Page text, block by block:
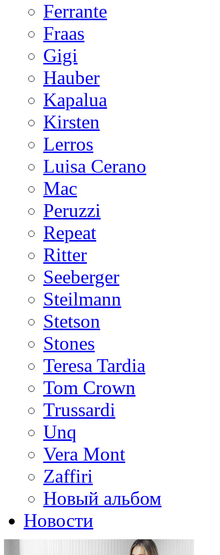
Ferrante
Fraas
Gigi
Hauber
Kapalua
Kirsten
Lerros
Luisa Cerano
Mac
Peruzzi
Repeat
Ritter
Seeberger
Steilmann
Stetson
Stones
Teresa Tardia
Tom Crown
Trussardi
Unq
Vera Mont
Zaffiri
Новый альбом
Новости